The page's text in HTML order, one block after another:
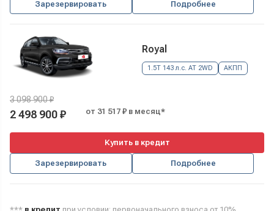
Зарезервировать Подробнее
Royal
1.5T 143 л.с. AT 2WD АКПП
3 098 900 ₽
2 498 900 ₽ от 31 517 ₽ в месяц*
Купить в кредит
Зарезервировать Подробнее